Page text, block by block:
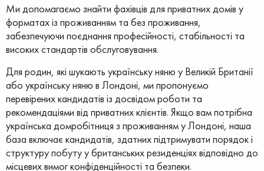
Ми допомагаємо знайти фахівців для приватних домів у
форматах із проживанням та без проживання,
забезпечуючи поєднання професійності, стабільності та
високих стандартів обслуговування.
Для родин, які шукають українську няню у Великій Британії
або українську няню в Лондоні, ми пропонуємо
перевірених кандидатів із досвідом роботи та
рекомендаціями від приватних клієнтів. Якщо вам потрібна
українська домробітниця з проживанням у Лондоні, наша
база включає кандидатів, здатних підтримувати порядок і
структуру побуту у британських резиденціях відповідно до
місцевих вимог конфіденційності та безпеки.